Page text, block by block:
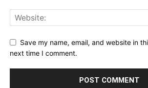
Save my name, email, and website in
next time I comment.